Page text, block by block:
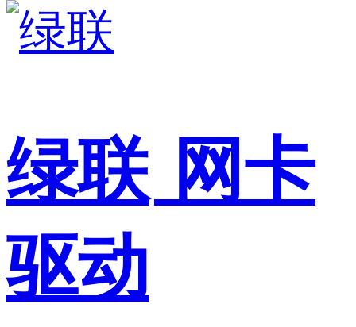
绿联 网卡
驱动